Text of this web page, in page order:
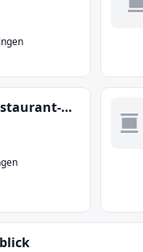
Meinhard Steinle Restaurant-Wallfahrts- gaststätte